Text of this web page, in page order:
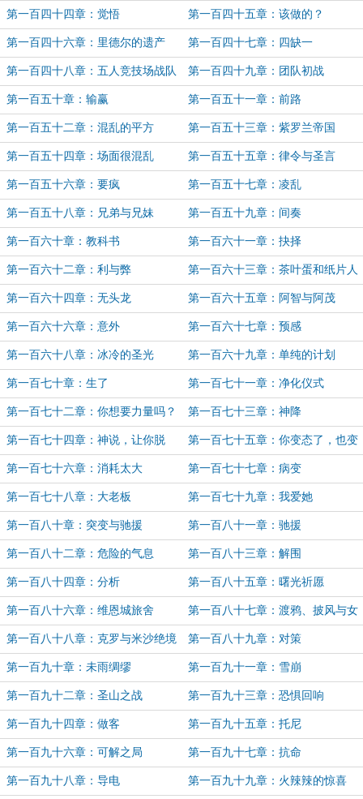
第一百四十四章：觉悟 第一百四十五章：该做的？
第一百四十六章：里德尔的遗产 第一百四十七章：四缺一
第一百四十八章：五人竞技场战队 第一百四十九章：团队初战
第一百五十章：输赢 第一百五十一章：前路
第一百五十二章：混乱的平方 第一百五十三章：紫罗兰帝国
第一百五十四章：场面很混乱 第一百五十五章：律令与圣言
第一百五十六章：要疯 第一百五十七章：凌乱
第一百五十八章：兄弟与兄妹 第一百五十九章：间奏
第一百六十章：教科书 第一百六十一章：抉择
第一百六十二章：利与弊 第一百六十三章：茶叶蛋和纸片人
老婆
第一百六十四章：无头龙 第一百六十五章：阿智与阿茂
第一百六十六章：意外 第一百六十七章：预感
第一百六十八章：冰冷的圣光 第一百六十九章：单纯的计划
第一百七十章：生了 第一百七十一章：净化仪式
第一百七十二章：你想要力量吗？ 第一百七十三章：神降
第一百七十四章：神说，让你脱 第一百七十五章：你变态了，也变
强了
第一百七十六章：消耗太大 第一百七十七章：病变
第一百七十八章：大老板 第一百七十九章：我爱她
第一百八十章：突变与驰援 第一百八十一章：驰援
第一百八十二章：危险的气息 第一百八十三章：解围
第一百八十四章：分析 第一百八十五章：曙光祈愿
第一百八十六章：维恩城旅舍 第一百八十七章：渡鸦、披风与女
武神
第一百八十八章：克罗与米沙绝境 第一百八十九章：对策
第一百九十章：未雨绸缪 第一百九十一章：雪崩
第一百九十二章：圣山之战 第一百九十三章：恐惧回响
第一百九十四章：做客 第一百九十五章：托尼
第一百九十六章：可解之局 第一百九十七章：抗命
第一百九十八章：导电 第一百九十九章：火辣辣的惊喜